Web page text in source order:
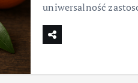
uniwersalność